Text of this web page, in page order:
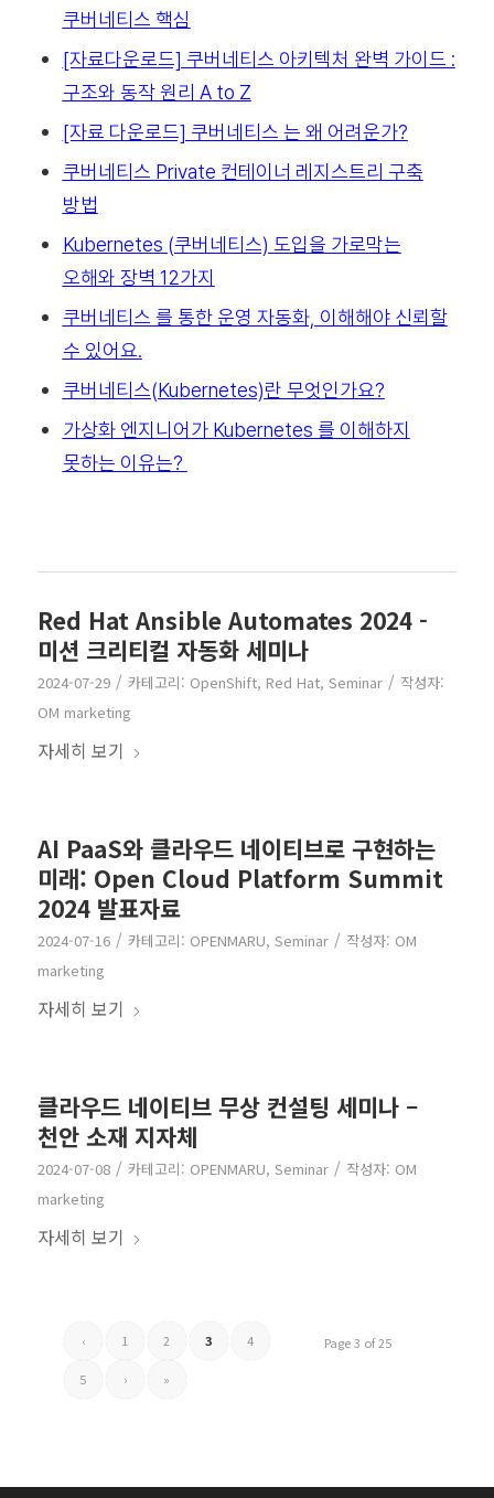
쿠버네티스 핵심
[자료다운로드] 쿠버네티스 아키텍처 완벽 가이드 :
구조와 동작 원리 A to Z
[자료 다운로드] 쿠버네티스 는 왜 어려운가?
쿠버네티스 Private 컨테이너 레지스트리 구축
방법
Kubernetes (쿠버네티스) 도입을 가로막는
오해와 장벽 12가지
쿠버네티스 를 통한 운영 자동화, 이해해야 신뢰할
수 있어요.
쿠버네티스(Kubernetes)란 무엇인가요?
가상화 엔지니어가 Kubernetes 를 이해하지
못하는 이유는?
Red Hat Ansible Automates 2024 -
미션 크리티컬 자동화 세미나
2024-07-29 / 카테고리: OpenShift, Red Hat, Seminar / 작성자:
OM marketing
자세히 보기
AI PaaS와 클라우드 네이티브로 구현하는
미래: Open Cloud Platform Summit
2024 발표자료
2024-07-16 / 카테고리: OPENMARU, Seminar / 작성자: OM
marketing
자세히 보기
클라우드 네이티브 무상 컨설팅 세미나 –
천안 소재 지자체
2024-07-08 / 카테고리: OPENMARU, Seminar / 작성자: OM
marketing
자세히 보기
Page 3 of 25
‹ 1 2 3 4
5 › »